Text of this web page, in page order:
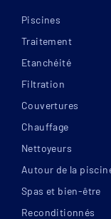
Piscines
Traitement
Etanchéité
Filtration
Couvertures
Chauffage
Nettoyeurs
Autour de la
Spas et bien-être
Reconditionnés